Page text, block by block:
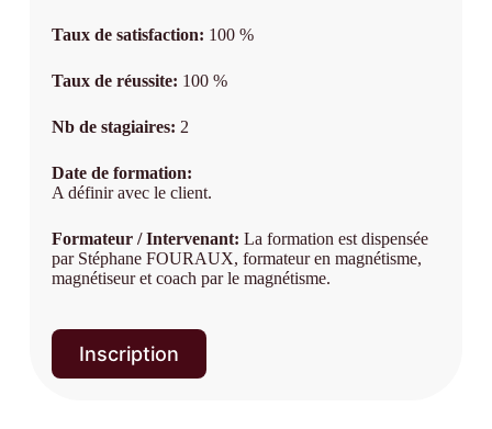
Taux de satisfaction: 100 %
Taux de réussite: 100 %
Nb de stagiaires: 2
Date de formation:
A définir avec le client.
Formateur / Intervenant: La formation est dispensée
par Stéphane FOURAUX, formateur en magnétisme,
magnétiseur et coach par le magnétisme.
Inscription